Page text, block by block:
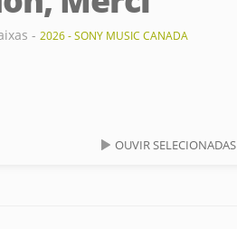
- 2026 - SONY MUSIC CANADA
OUVIR SELECIONADAS